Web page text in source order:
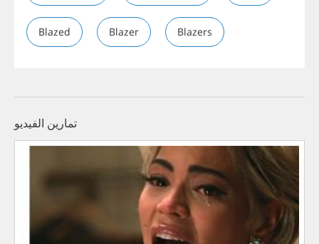
Blazed Blazer Blazers
تمارين الفيديو